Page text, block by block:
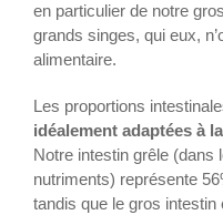
en particulier de notre
grands singes, qui eux,
alimentaire.
Les proportions
idéalement adaptées à
Notre intestin grêle (dans
nutriments) représente
tandis que le gros